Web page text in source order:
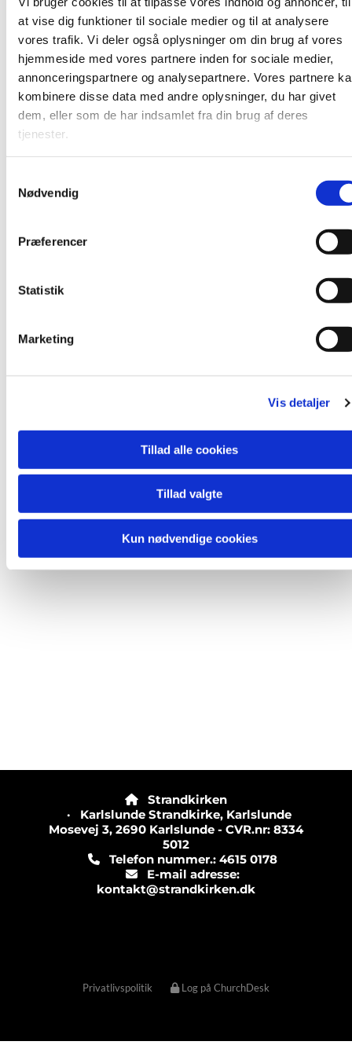
at vise dig funktioner til sociale medier og til at analysere
vores trafik. Vi deler også oplysninger om din brug af vores
hjemmeside med vores partnere inden for sociale medier,
annonceringspartnere og analysepartnere. Vores partnere
kombinere disse data med andre oplysninger, du har givet
dem, eller som de har indsamlet fra din brug af deres
tjenester.
Nødvendig
Præferencer
Statistik
Marketing
Vis detaljer
Tillad alle cookies
Tillad valgte
Kun nødvendige cookies
Du vil måske også kunne lide...

Strandkirken
· Karlslunde Strandkirke, Karlslunde
Mosevej 3, 2690 Karlslunde - CVR.nr: 8334
5012
Telefon nummer.: 4615 0178
E-mail adresse:
kontakt@strandkirken.dk
Privatlivspolitik Log på ChurchDesk